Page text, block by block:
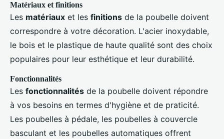
Matériaux et finitions
Les matériaux et les finitions de la poubelle doivent
correspondre à votre décoration. L'acier inoxydable,
le bois et le plastique de haute qualité sont des choix
populaires pour leur esthétique et leur durabilité.
Fonctionnalités
Les fonctionnalités de la poubelle doivent répondre
à vos besoins en termes d'hygiène et de praticité.
Les poubelles à pédale, les poubelles à couvercle
basculant et les poubelles automatiques offrent